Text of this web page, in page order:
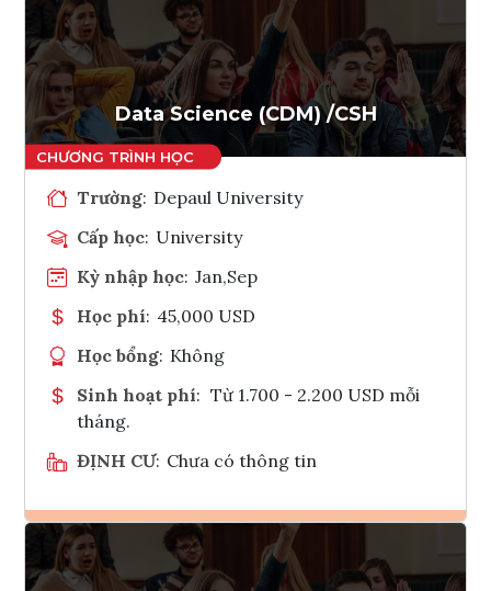
Ghi danh
Tham vấn Interlink
Data Science (CDM) /CSH
Trường: Depaul University
Cấp học: University
Kỳ nhập học: Jan,Sep
Học phí: 45,000 USD
Học bổng: Không
Sinh hoạt phí: Từ 1.700 - 2.200 USD mỗi
tháng.
ĐỊNH CƯ: Chưa có thông tin
Ghi danh